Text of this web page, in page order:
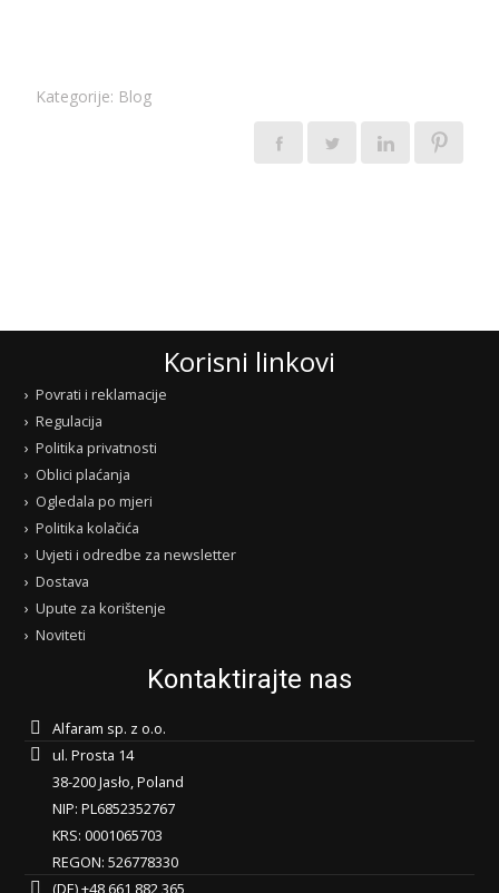
Kategorije: Blog
Korisni linkovi
Povrati i reklamacije
Regulacija
Politika privatnosti
Oblici plaćanja
Ogledala po mjeri
Politika kolačića
Uvjeti i odredbe za newsletter
Dostava
Upute za korištenje
Noviteti
Kontaktirajte nas
Alfaram sp. z o.o.
ul. Prosta 14
38-200 Jasło, Poland
NIP: PL6852352767
KRS: 0001065703
REGON: 526778330
(DE) +48 661 882 365